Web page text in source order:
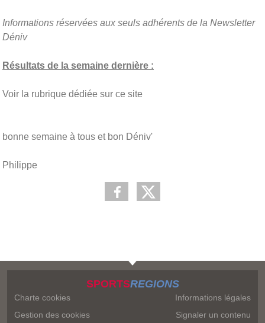
Informations réservées aux seuls adhérents de la Newsletter
Déniv
Résultats de la semaine dernière :
Voir la rubrique dédiée sur ce site
bonne semaine à tous et bon Déniv'
Philippe
SPORTSREGIONS
Charte cookies
Gestion des cookies
Informations légales
Signaler un contenu